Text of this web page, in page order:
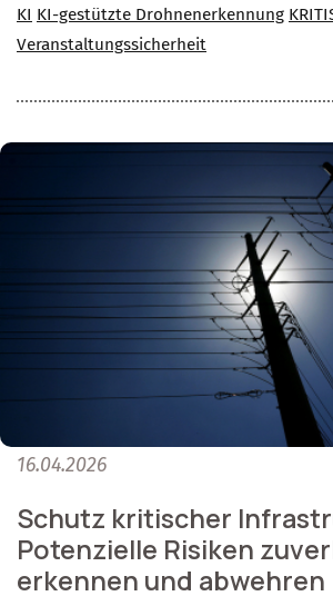
KI KI-gestützte Drohnenerkennung
Veranstaltungssicherheit
16.04.2026
Schutz kritischer
Potenzielle Risiken
erkennen und abwehren